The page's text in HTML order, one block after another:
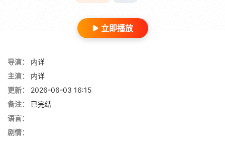
立即播放
导演：
内详
主演：
内详
更新：
2026-06-03 16:15
备注：
已完结
语言：
剧情：